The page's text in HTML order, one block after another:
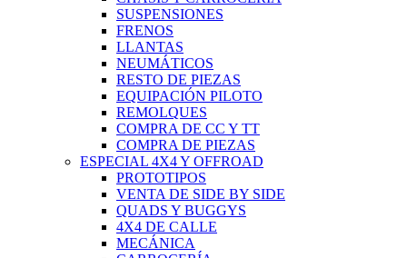
SUSPENSIONES
FRENOS
LLANTAS
NEUMÁTICOS
RESTO DE PIEZAS
EQUIPACIÓN PILOTO
REMOLQUES
COMPRA DE CC Y TT
COMPRA DE PIEZAS
ESPECIAL 4X4 Y OFFROAD
PROTOTIPOS
VENTA DE SIDE BY SIDE
QUADS Y BUGGYS
4X4 DE CALLE
MECÁNICA